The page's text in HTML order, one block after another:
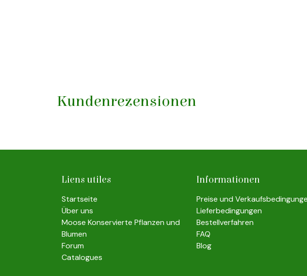
Kundenrezensionen
Liens utiles
Startseite
Über uns
Moose Konservierte Pflanzen und
Blumen
Forum
Catalogues
Informationen
Preise und
Lieferbedingungen
Bestellverfahren
FAQ
Blog